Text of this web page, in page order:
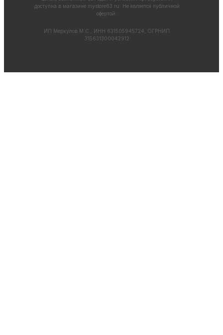
доступна в магазине mystore63.ru . Не является публичной
офертой.
ИП Меркулов М.С., ИНН 631505945724, ОГРНИП
315631300042912